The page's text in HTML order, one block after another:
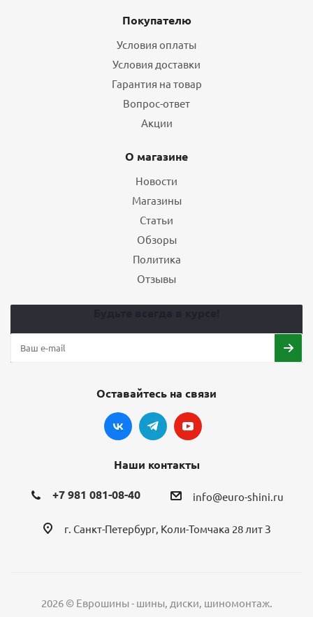
Покупателю
Условия оплаты
Условия доставки
Гарантия на товар
Вопрос-ответ
Акции
О магазине
Новости
Магазины
Статьи
Обзоры
Политика
Отзывы
Оставайтесь на связи
Наши контакты
+7 981 081-08-40 info@euro-shini.ru
г. Санкт-Петербург, Коли-Томчака 28 лит З
2026 © Еврошины - шины, диски, шиномонтаж.